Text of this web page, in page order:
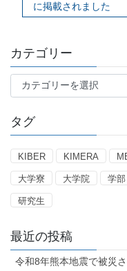
に掲載されました
カテゴリー
テ
リ
ー
タグ
KIBER KIMERA
大学寮 大学院 学部
研究生
最近の投稿
令和8年熊本地震で被災